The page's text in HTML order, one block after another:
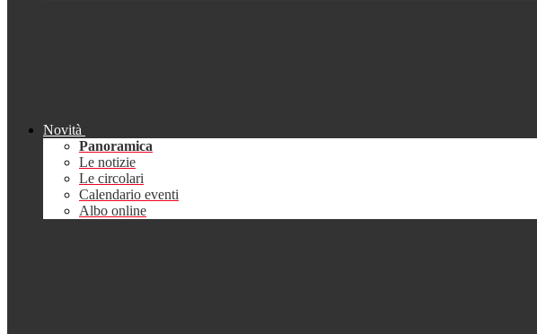
Novità
Panoramica
Le notizie
Le circolari
Calendario eventi
Albo online